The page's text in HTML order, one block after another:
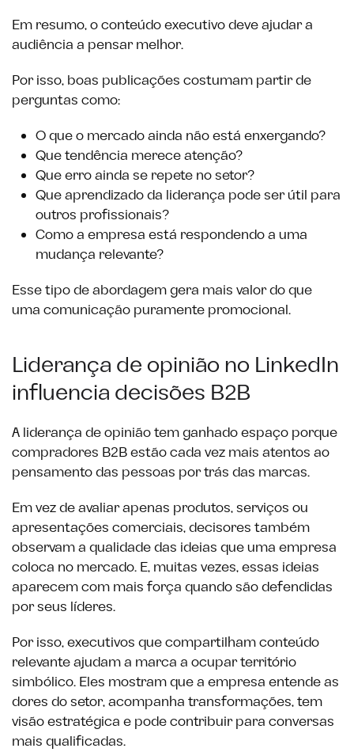
Em resumo, o conteúdo executivo deve ajudar a
audiência a pensar melhor.
Por isso, boas publicações costumam partir de
perguntas como:
O que o mercado ainda não está enxergando?
Que tendência merece atenção?
Que erro ainda se repete no setor?
Que aprendizado da liderança pode ser útil para
outros profissionais?
Como a empresa está respondendo a uma
mudança relevante?
Esse tipo de abordagem gera mais valor do que
uma comunicação puramente promocional.
Liderança de opinião no LinkedIn
influencia decisões B2B
A liderança de opinião tem ganhado espaço porque
compradores B2B estão cada vez mais atentos ao
pensamento das pessoas por trás das marcas.
Em vez de avaliar apenas produtos, serviços ou
apresentações comerciais, decisores também
observam a qualidade das ideias que uma empresa
coloca no mercado. E, muitas vezes, essas ideias
aparecem com mais força quando são defendidas
por seus líderes.
Por isso, executivos que compartilham conteúdo
relevante ajudam a marca a ocupar território
simbólico. Eles mostram que a empresa entende as
dores do setor, acompanha transformações, tem
visão estratégica e pode contribuir para conversas
mais qualificadas.